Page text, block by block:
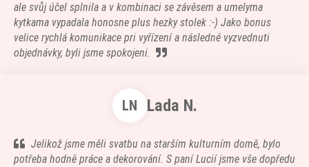
ale svůj účel splnila a v kombinaci se závěsem a umelyma
kytkama vypadala honosne plus hezky stolek :-) Jako bonus
velice rychlá komunikace pri vyřízení a následné vyzvednuti
objednávky, byli jsme spokojeni.
LN Lada N.
Jelikož jsme měli svatbu na starším kulturním domě, bylo
potřeba hodně práce a dekorování. S paní Lucií jsme vše dopředu